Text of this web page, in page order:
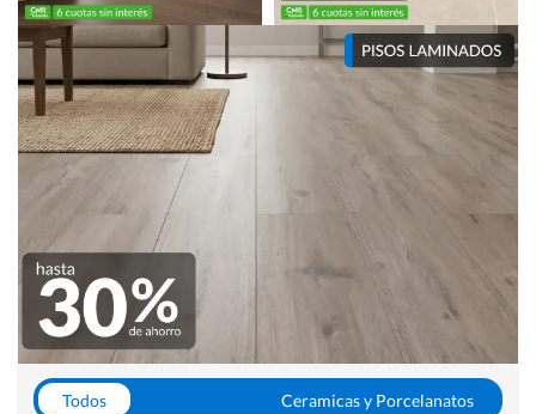
Todos
Ceramicas y Porcelanatos